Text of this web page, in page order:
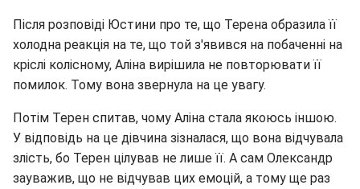
Після розповіді Юстини про те, що Терена образила її
холодна реакція на те, що той з'явився на побаченні на
кріслі колісному, Аліна вирішила не повторювати її
помилок. Тому вона звернула на це увагу.
Потім Терен спитав, чому Аліна стала якоюсь іншою.
У відповідь на це дівчина зізналася, що вона відчувала
злість, бо Терен цілував не лише її. А сам Олександр
зауважив, що не відчував цих емоцій, а тому ще раз